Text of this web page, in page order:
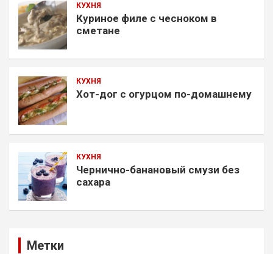
КУХНЯ
Куриное филе с чесноком в
сметане
КУХНЯ
Хот-дог с огурцом по-домашнему
КУХНЯ
Чернично-банановый смузи без
сахара
Метки